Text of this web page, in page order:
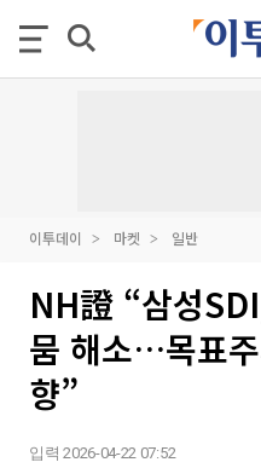
이투데이 마켓 일반
NH證 “삼성
뭄 해소…목표
향”
입력 2026-04-22 07:52